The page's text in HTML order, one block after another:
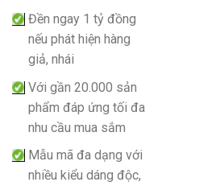
Đền ngay 1 tỷ đồng
nếu phát hiện hàng
giả, nhái
Với gần 20.000 sản
phẩm đáp ứng tối đa
nhu cầu mua sắm
Mẫu mã đa dạng với
nhiều kiểu dáng độc,